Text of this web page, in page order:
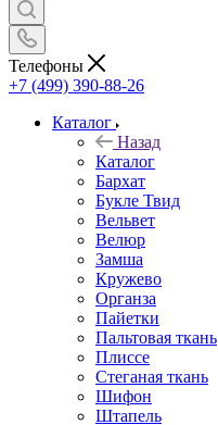
Телефоны
+7 (499) 390-88-26
Каталог
Назад
Каталог
Бархат
Букле Твид
Вельвет
Велюр
Замша
Кружево
Органза
Пайетки
Пальтовая ткань
Плиссе
Стеганая ткань
Шифон
Штапель